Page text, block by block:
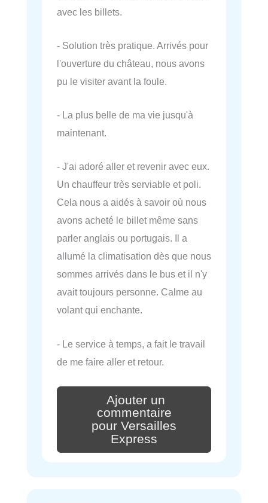
avec les billets.
- Solution très pratique. Arrivés pour
l'ouverture du château, nous avons
pu le visiter avant la foule.
- La plus belle de ma vie jusqu'à
maintenant.
- J'ai adoré aller et revenir avec eux.
Un chauffeur très serviable et poli.
Cela nous a aidés à savoir où nous
avons acheté le billet même sans
parler anglais ou portugais. Il a
allumé la climatisation dès que nous
sommes arrivés dans le bus et il n'y
avait toujours personne. Calme au
volant qui enchante.
- Le service à temps, a fait le travail
de me faire aller et retour.
Ajouter un
commentaire
pour Versailles
Express